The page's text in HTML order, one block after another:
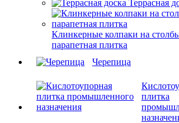
Террасная
Клинкерные колпаки на
парапетная плитка
Черепица
плитка